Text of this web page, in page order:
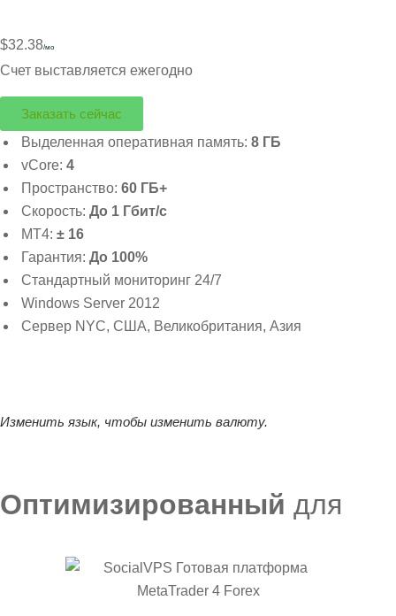
$32.38/мо
Счет выставляется ежегодно
Заказать сейчас
Выделенная оперативная память: 8 ГБ
vCore: 4
Пространство: 60 ГБ+
Скорость: До 1 Гбит/с
MT4: ± 16
Гарантия: До 100%
Стандартный мониторинг 24/7
Windows Server 2012
Сервер NYC, США, Великобритания, Азия
Изменить язык, чтобы изменить валюту.
Оптимизированный для